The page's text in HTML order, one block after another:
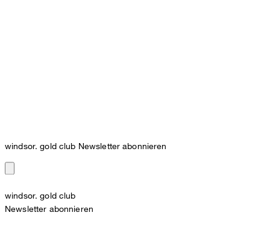
windsor. gold club Newsletter abonnieren
windsor. gold club
Newsletter abonnieren